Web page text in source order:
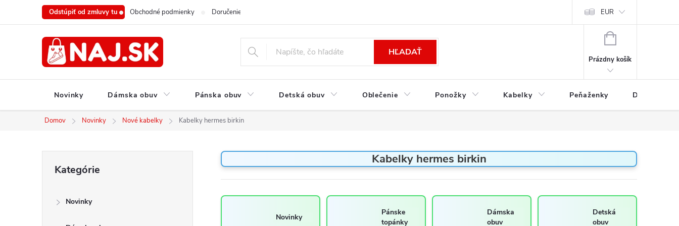
Odstúpiť od zmluvy tu Obchodné podmienky Doručenie a platba Podmienky ochrany osobných údajov
EUR
HĽADAŤ
NÁKUPNÝ
Prázdny košík
Novinky Dámska obuv Pánska obuv Detská obuv Oblečenie Ponožky Kabelky Peňaženky Drogéria
Domov Novinky Nové kabelky Kabelky hermes birkin
kategórie
Kategórie
Novinky
Kabelky hermes birkin
Novinky
Pánske
topánky
Dámska
obuv
Detská
obuv